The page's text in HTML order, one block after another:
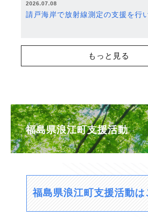
2026.07.08
請戸海岸で放射線測定の支援を行
もっと見る
福島県浪江町支援活動
福島県浪江町支援活動は